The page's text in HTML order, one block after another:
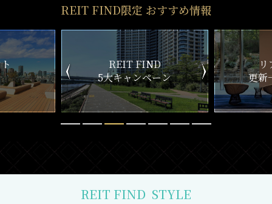
REIT FIND限定 おすすめ情報
ン
リアルタイム
更新一覧チェック
新
REIT FIND STYLE